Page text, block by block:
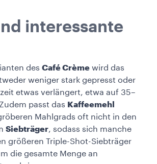
interessante
des Café Crème wird das
weniger stark gepresst oder
etwas verlängert, etwa auf 35–
passt das Kaffeemehl
Mahlgrads oft nicht in den
Siebträger, sodass sich manche
größeren Triple-Shot-Siebträger
die gesamte Menge an